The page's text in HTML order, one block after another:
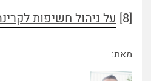
[8]
על ניהול חשיפות
מאת: